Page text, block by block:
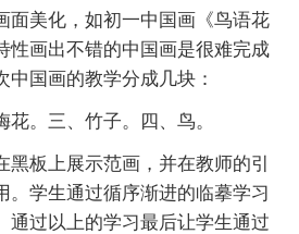
面美化，如初一中国画《鸟语花
性画出不错的中国画是很难完成
中国画的教学分成几块：
花。三、竹子。四、鸟。
黑板上展示范画，并在教师的引
。学生通过循序渐进的临摹学习
通过以上的学习最后让学生通过